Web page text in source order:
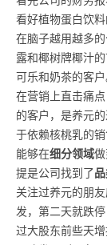
看好植物蛋白饮
在脑子越用越多
露和椰树牌椰汁
可乐和奶茶的客户
在营销上直击痛
的客户，是养元
于依赖核桃乳的
能够在细分领域
提是公司找到了
关注过养元的朋
发，第二天就跌
过大股东前些天